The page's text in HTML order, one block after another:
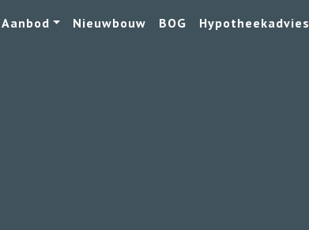
Aanbod Nieuwbouw BOG Hypotheekadvies